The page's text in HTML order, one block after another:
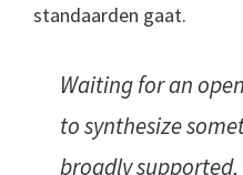
standaarden gaat.
Waiting for an
to synthesize
broadly